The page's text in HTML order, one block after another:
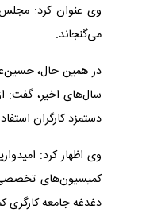
وی عنوان کرد: مجلس
می‌گنجاند.
در همین حال،
سال‌های اخیر، گفت:
دستمزد کارگران
وی اظهار کرد:
کمیسیون‌های تخصصی
دغدغه جامعه کارگری